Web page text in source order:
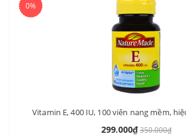
0%
Vitamin E, 400 IU, 100 viên nang mềm,
299.000₫350.000₫